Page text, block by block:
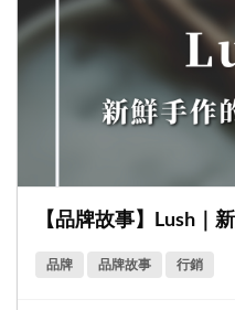
【品牌故事】Lush｜
品牌 品牌故事 行銷